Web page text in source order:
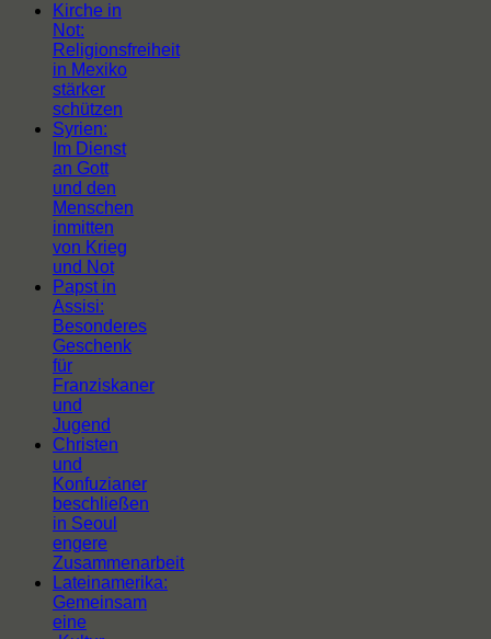
Kirche in
Not:
Religionsfreiheit
in Mexiko
stärker
schützen
Syrien:
Im Dienst
an Gott
und den
Menschen
inmitten
von Krieg
und Not
Papst in
Assisi:
Besonderes
Geschenk
für
Franziskaner
und
Jugend
Christen
und
Konfuzianer
beschließen
in Seoul
engere
Zusammenarbeit
Lateinamerika:
Gemeinsam
eine